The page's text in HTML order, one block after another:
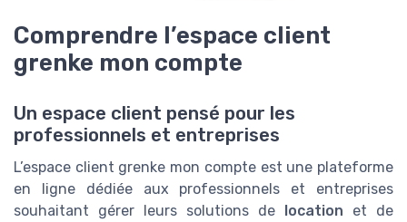
Comprendre l’espace client
grenke mon compte
Un espace client pensé pour les
professionnels et entreprises
L’espace client grenke mon compte est une plateforme
en ligne dédiée aux professionnels et entreprises
souhaitant gérer leurs solutions de location et de